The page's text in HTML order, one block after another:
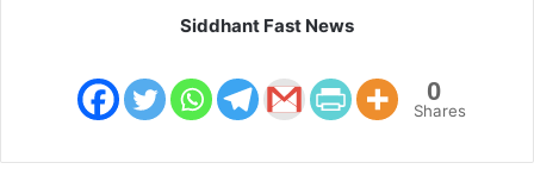
Siddhant Fast News
0
Shares